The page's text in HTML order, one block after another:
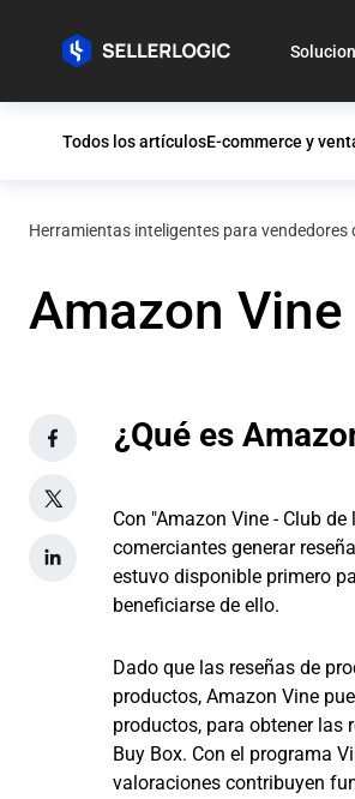
Todos los artículosE-commerce y
Herramientas inteligentes para vendedores
Amazon Vine
¿Qué es
Con "Amazon Vine - Club
comerciantes generar
estuvo disponible primero
beneficiarse de ello.
Dado que las reseñas de
productos, Amazon Vine
productos, para obtener las
Buy Box. Con el programa
valoraciones contribuyen